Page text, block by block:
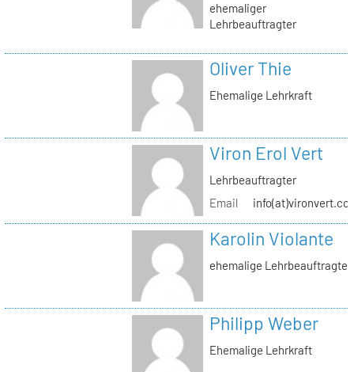
ehemaliger
Lehrbeauftragter
Oliver Thie
Ehemalige Lehrkraft
Viron Erol Vert
Lehrbeauftragter
Email
Karolin Violante
ehemalige Lehrbeauftragte
Philipp Weber
Ehemalige Lehrkraft